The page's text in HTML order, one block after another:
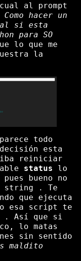
al prompt
Como hacer un
si esta
para SO
lo que me
la
todo
esta
iba reiniciar
status lo
bueno no
string . Te
que ejecuta
esa script te
. Así que si
lo matas
sin sentido
maldito